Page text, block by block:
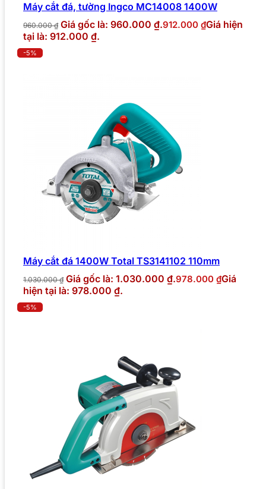
Máy cắt đá, tường Ingco MC14008 1400W
960.000₫ Giá gốc là: 960.000 ₫.912.000 ₫Giá hiện
tại là: 912.000 ₫.
-5%
Máy cắt đá 1400W Total TS3141102 110mm
1.030.000₫ Giá gốc là: 1.030.000 ₫.978.000 ₫Giá
hiện tại là: 978.000 ₫.
-5%